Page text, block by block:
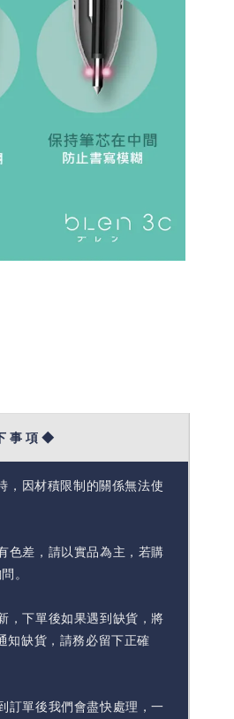
事 項 ◆
，因材積限制的關係無法使
色差，請以實品為主，若購
。
，下單後如果遇到缺貨，將
缺貨，請務必留下正確
訂單後我們會盡快處理，一